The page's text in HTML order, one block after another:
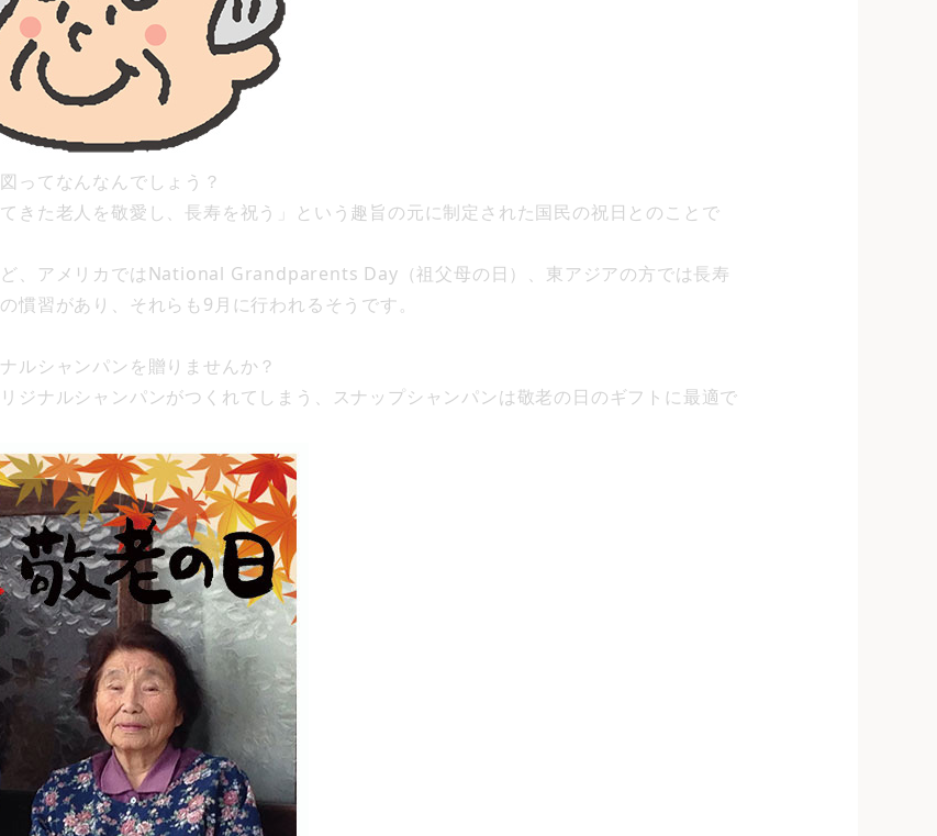
ってなんなんでしょう？
きた老人を敬愛し、長寿を祝う」という趣旨の元に制定された国民の祝日とのことで
、アメリカではNational Grandparents Day（祖父母の日）、東アジアの方では長寿
慣習があり、それらも9月に行われるそうです。
ルシャンパンを贈りませんか？
ジナルシャンパンがつくれてしまう、スナップシャンパンは敬老の日のギフトに最適で